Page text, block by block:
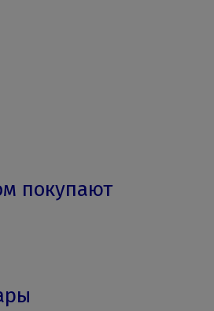
покупают